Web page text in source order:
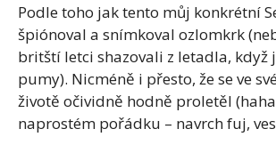
Podle toho jak tento můj konkrétní
špiónoval a snímkoval ozlomkrk
britští letci shazovali z letadla, když
pumy). Nicméně i přesto, že se ve
životě očividně hodně proletěl
naprostém pořádku – navrch fuj,